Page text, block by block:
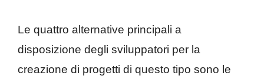
Le quattro alternative principali a
disposizione degli sviluppatori per la
creazione di progetti di questo tipo sono le